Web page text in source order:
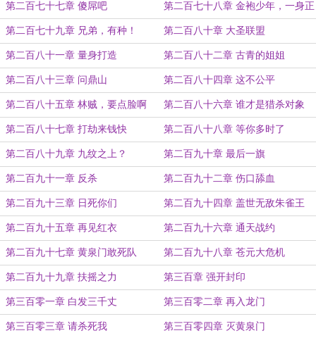
第二百七十七章 傻屌吧 第二百七十八章 金袍少年，一身正
气
第二百七十九章 兄弟，有种！ 第二百八十章 大圣联盟
第二百八十一章 量身打造 第二百八十二章 古青的姐姐
第二百八十三章 问鼎山 第二百八十四章 这不公平
第二百八十五章 林贼，要点脸啊 第二百八十六章 谁才是猎杀对象
第二百八十七章 打劫来钱快 第二百八十八章 等你多时了
第二百八十九章 九纹之上？ 第二百九十章 最后一旗
第二百九十一章 反杀 第二百九十二章 伤口舔血
第二百九十三章 日死你们 第二百九十四章 盖世无敌朱雀王
第二百九十五章 再见红衣 第二百九十六章 通天战约
第二百九十七章 黄泉门敢死队 第二百九十八章 苍元大危机
第二百九十九章 扶摇之力 第三百章 强开封印
第三百零一章 白发三千丈 第三百零二章 再入龙门
第三百零三章 请杀死我 第三百零四章 灭黄泉门